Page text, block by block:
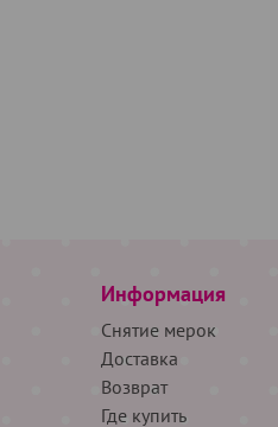
Информация
Снятие мерок
Доставка
Возврат
Где купить